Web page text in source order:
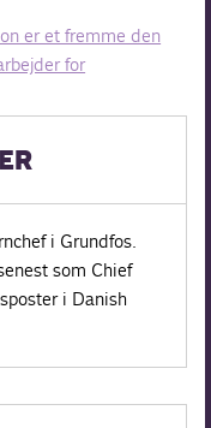
er et fremme den
for
i Grundfos.
som Chief
i Danish